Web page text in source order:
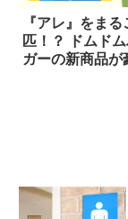
『アレ』をまる
匹！？ ドムド
ガーの新商品が